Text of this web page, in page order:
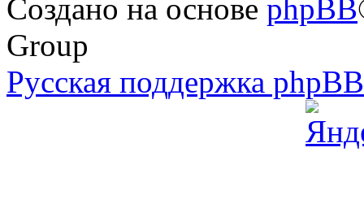
Создано на основе phpBB
Group
Русская поддержка